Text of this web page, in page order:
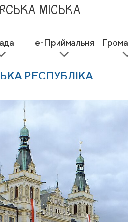
МІСЬКА
е-Приймальня
РЕСПУБЛІКА